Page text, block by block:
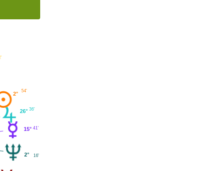
15° 41'
26° 36'
2° 54'
2° 16'